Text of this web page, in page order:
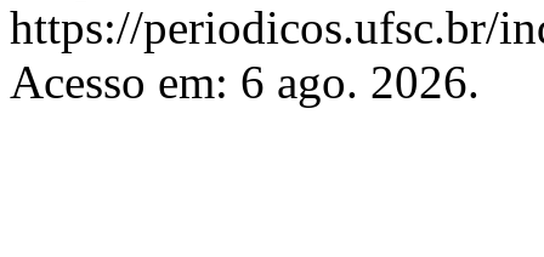
https://periodicos.ufsc.br/
Acesso em: 6 ago. 2026.